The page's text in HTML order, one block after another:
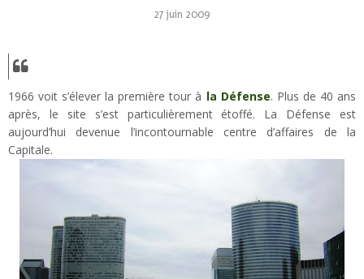
27 juin 2009
1966 voit s’élever la première tour à la Défense. Plus de 40 ans
après, le site s’est particulièrement étoffé. La Défense est
aujourd’hui devenue l’incontournable centre d’affaires de la
Capitale.